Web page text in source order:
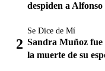
despiden a
Se Dice de Mí
Sandra Muñoz fue
la muerte de su